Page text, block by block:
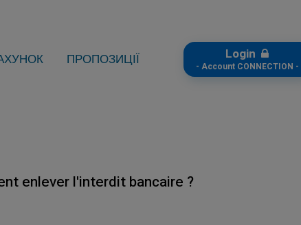
ПРОПОЗИЦІЇ Login
- Account CONNECTION -
enlever l'interdit bancaire ?